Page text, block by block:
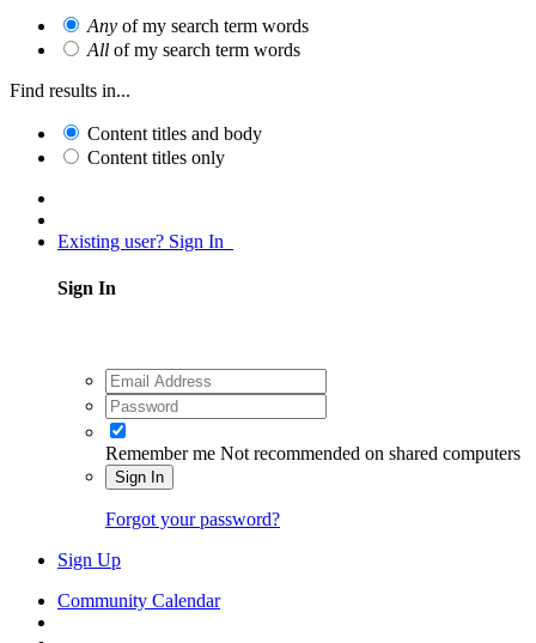
Any of my search term words
All of my search term words
Find results in...
Content titles and body
Content titles only
Existing user? Sign In
Sign In
Remember me Not recommended on shared computers
Sign In
Forgot your password?
Sign Up
Community Calendar